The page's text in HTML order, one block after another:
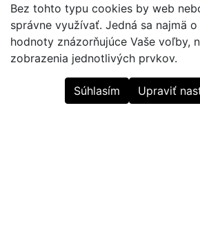
Bez tohto typu cookies by web
správne využívať. Jedná sa najmä
hodnoty znázorňujúce Vaše voľby,
zobrazenia jednotlivých prvkov.
Súhlasím Upraviť